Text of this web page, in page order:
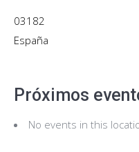
03182
España
Próximos
No events in this